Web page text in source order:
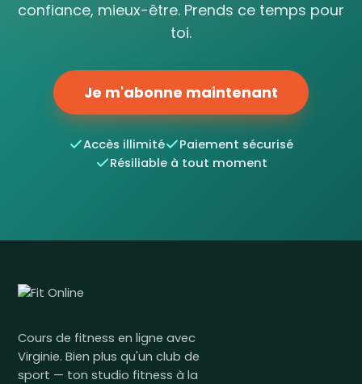
confiance, mieux-être. Prends ce temps pour
toi.
Je m'abonne maintenant
Accès illimité
Paiement sécurisé
Résiliable à tout moment
Cours de fitness en ligne avec
Virginie. Bien plus qu'un club de
sport — ton studio fitness à la